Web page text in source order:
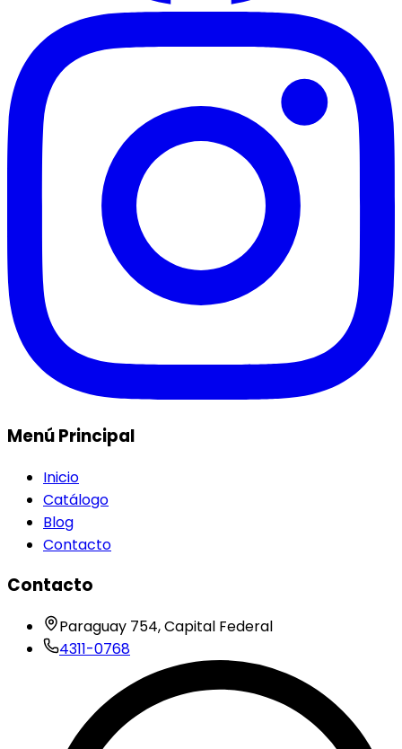
Menú Principal
Inicio
Catálogo
Blog
Contacto
Contacto
Paraguay 754, Capital Federal
4311-0768